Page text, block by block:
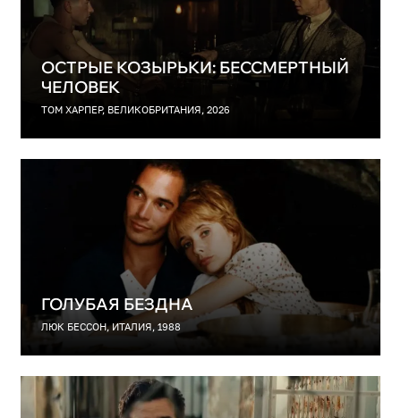
ОСТРЫЕ КОЗЫРЬКИ: БЕССМЕРТНЫЙ
ЧЕЛОВЕК
ТОМ ХАРПЕР, ВЕЛИКОБРИТАНИЯ, 2026
ГОЛУБАЯ БЕЗДНА
ЛЮК БЕССОН, ИТАЛИЯ, 1988